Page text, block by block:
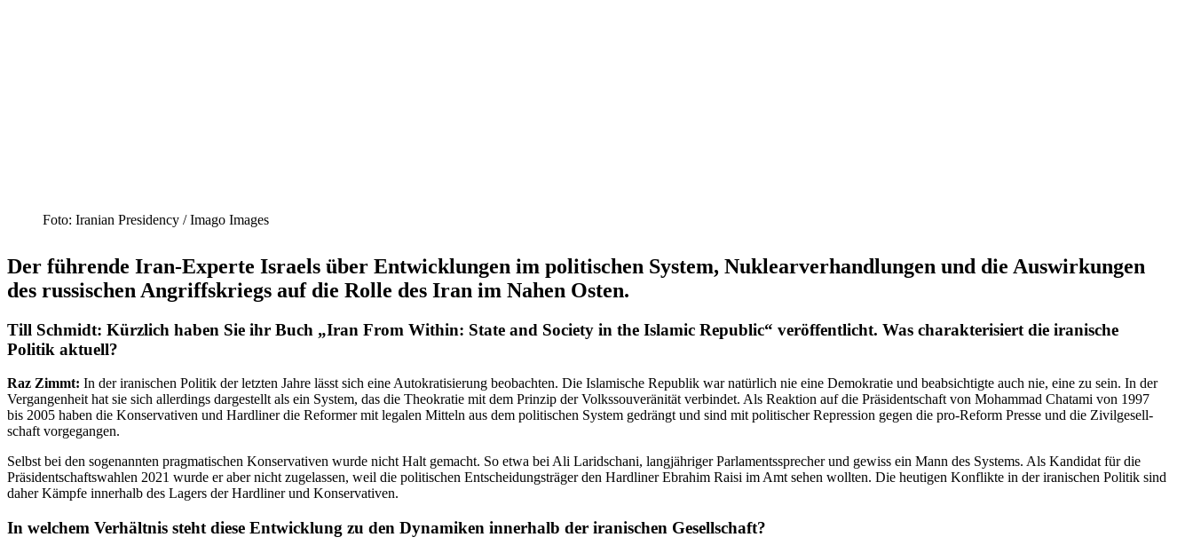
Foto: Iranian Presi­dency /​ Imago Images
Der führende Iran-Experte Israels über Entwick­lungen im politi­schen System, Nukle­ar­ver­hand­lungen und die Auswir­kungen
des russi­schen Angriffs­kriegs auf die Rolle des Iran im Nahen Osten.
Till Schmidt: Kürzlich haben Sie ihr Buch „Iran From Within: State and Society in the Islamic Republic“ veröf­fent­licht. Was charak­te­ri­siert die iranische
Politik aktuell?
Raz Zimmt: In der irani­schen Politik der letzten Jahre lässt sich eine Autokra­ti­sierung beobachten. Die Islamische Republik war natürlich nie eine Demokratie und beabsich­tigte auch nie, eine zu sein. In der
Vergan­genheit hat sie sich aller­dings darge­stellt als ein System, das die Theokratie mit dem Prinzip der Volks­sou­ve­rä­nität verbindet. Als Reaktion auf die Präsi­dent­schaft von Mohammad Chatami von 1997
bis 2005 haben die Konser­va­tiven und Hardliner die Reformer mit legalen Mitteln aus dem politi­schen System gedrängt und sind mit politi­scher Repression gegen die pro-Reform Presse und die Zivil­ge­sell­
schaft vorgegangen.
Selbst bei den sogenannten pragma­ti­schen Konser­va­tiven wurde nicht Halt gemacht. So etwa bei Ali Larid­schani, langjäh­riger Parla­ments­sprecher und gewiss ein Mann des Systems. Als Kandidat für die
Präsi­dent­schafts­wahlen 2021 wurde er aber nicht zugelassen, weil die politi­schen Entschei­dungs­träger den Hardliner Ebrahim Raisi im Amt sehen wollten. Die heutigen Konflikte in der irani­schen Politik sind
daher Kämpfe innerhalb des Lagers der Hardliner und Konservativen.
In welchem Verhältnis steht diese Entwicklung zu den Dynamiken innerhalb der irani­schen Gesellschaft?